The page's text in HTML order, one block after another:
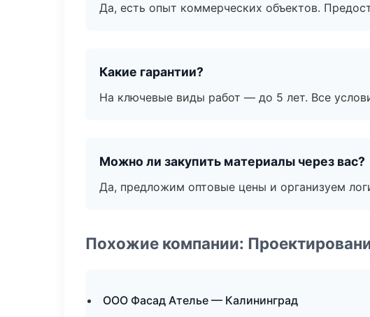
Да, есть опыт коммерческих объектов.
Какие гарантии?
На ключевые виды работ — до 5 лет. Все
Можно ли закупить материалы через вас?
Да, предложим оптовые цены и организуем
Похожие компании:
ООО Фасад Ателье — Калининград